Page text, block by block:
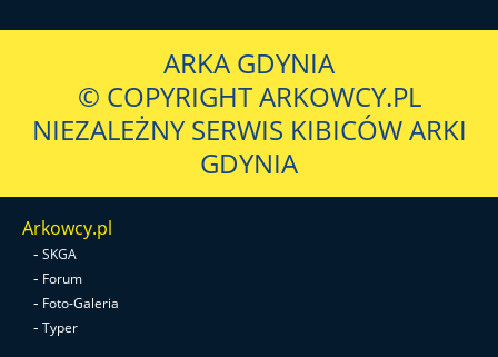
ARKA GDYNIA
© COPYRIGHT ARKOWCY.PL
NIEZALEŻNY SERWIS KIBICÓW ARKI
GDYNIA
Arkowcy.pl
- SKGA
- Forum
- Foto-Galeria
- Typer